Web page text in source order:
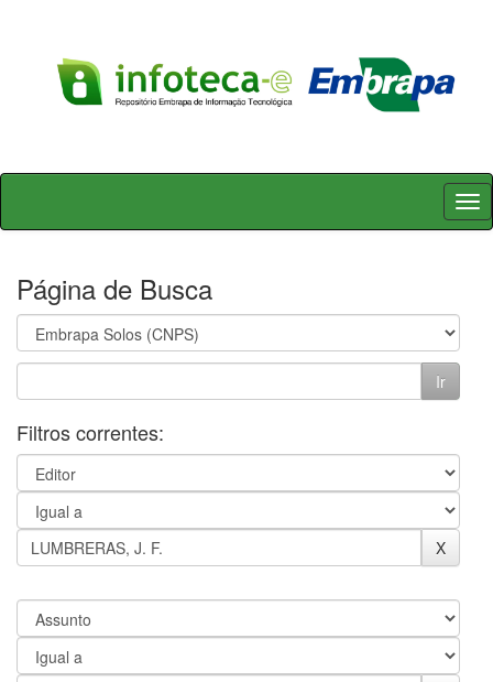
Skip
Página de Busca
Filtros correntes: